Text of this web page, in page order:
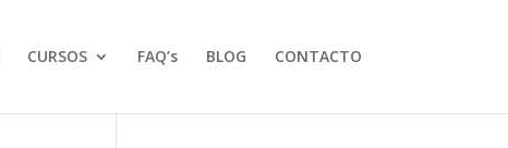
CURSOS FAQ’s BLOG CONTACTO